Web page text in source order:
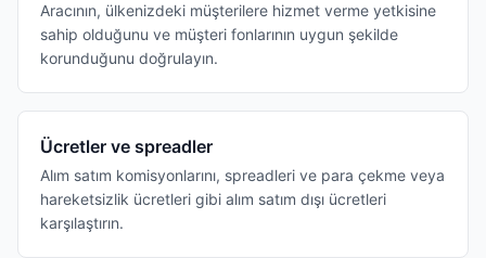
Aracının, ülkenizdeki müşterilere hizmet verme yetkisine
sahip olduğunu ve müşteri fonlarının uygun şekilde
korunduğunu doğrulayın.
Ücretler ve spreadler
Alım satım komisyonlarını, spreadleri ve para çekme veya
hareketsizlik ücretleri gibi alım satım dışı ücretleri
karşılaştırın.